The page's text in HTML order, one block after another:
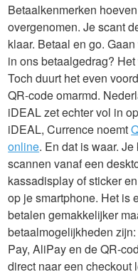
Betaalkenmerken
overgenomen. Je scant
klaar. Betaal en go.
in ons betaalgedrag?
Toch duurt het even
QR-code omarmd.
iDEAL zet echter vol in
iDEAL, Currence noemt
online. En dat is waar.
scannen vanaf een
kassadisplay of sticker
op je smartphone. Het is
betalen gemakkelijker
betaalmogelijkheden
Pay, AliPay en de QR-
direct naar een checkout